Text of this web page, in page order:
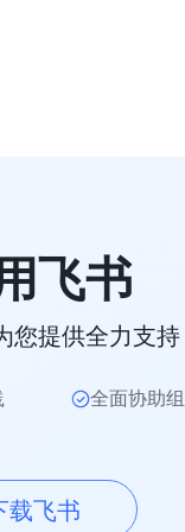
飞书
您提供全力支持
全面协助
载飞书